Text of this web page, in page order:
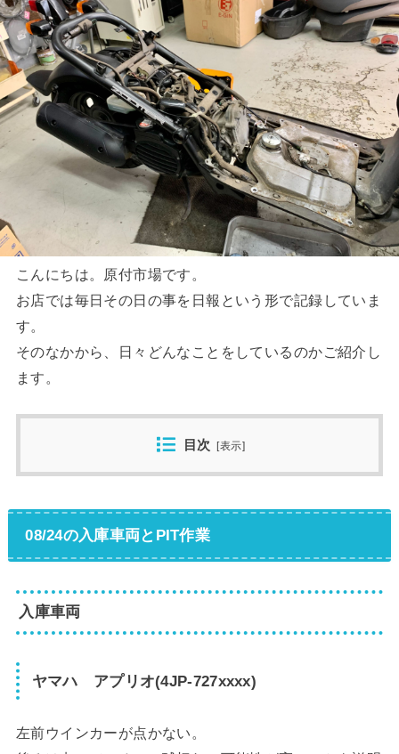
こんにちは。原付市場です。
お店では毎日その日の事を日報という形で記録していま
す。
そのなかから、日々どんなことをしているのかご紹介し
ます。
目次 [表示]
08/24の入庫車両とPIT作業
入庫車両
ヤマハ アプリオ(4JP-727xxxx)
左前ウインカーが点かない。